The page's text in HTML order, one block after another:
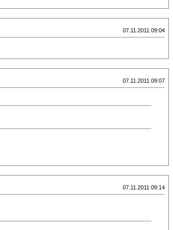
07.11.2011 09:04
07.11.2011 09:07
07.11.2011 09:14